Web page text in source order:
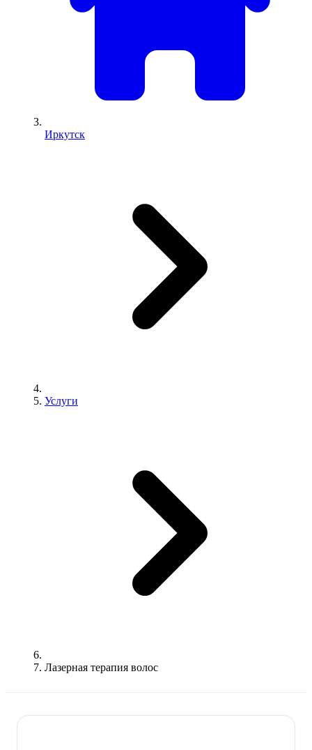
Иркутск
Услуги
Лазерная терапия волос